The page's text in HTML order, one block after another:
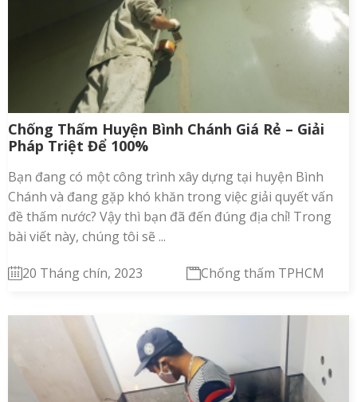
Chống Thấm Huyện Bình Chánh Giá Rẻ – Giải
Pháp Triệt Để 100%
Bạn đang có một công trình xây dựng tại huyện Bình
Chánh và đang gặp khó khăn trong việc giải quyết vấn
đề thấm nước? Vậy thì bạn đã đến đúng địa chỉ! Trong
bài viết này, chúng tôi sẽ ...
20 Tháng chín, 2023 Chống thấm TPHCM